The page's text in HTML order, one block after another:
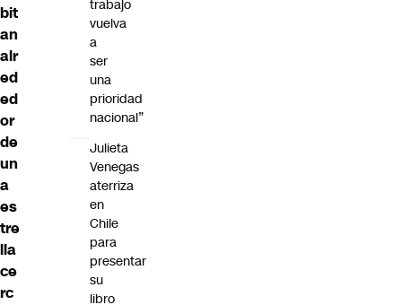
bit
an
alr
ed
ed
or
de
un
a
es
tre
lla
ce
rc
trabajo
vuelva
a
ser
una
prioridad
nacional”
Julieta
Venegas
aterriza
en
Chile
para
presentar
su
libro